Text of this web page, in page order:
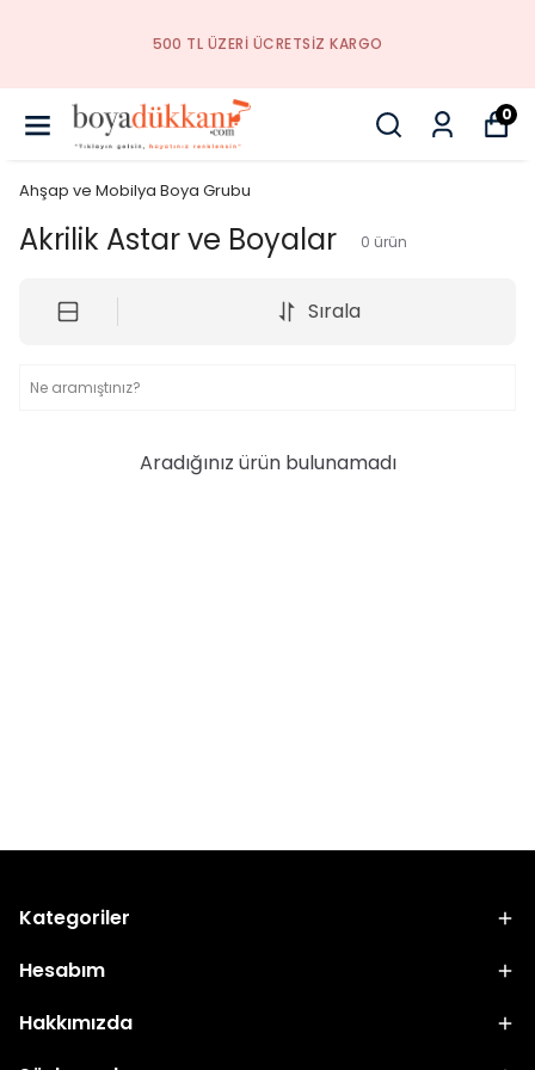
500 TL ÜZERI ÜCRETSIZ KARGO
0
Ahşap ve Mobilya Boya Grubu
Akrilik Astar ve Boyalar 0 ürün
Sırala
Aradığınız ürün bulunamadı
Kategoriler
Hesabım
Hakkımızda